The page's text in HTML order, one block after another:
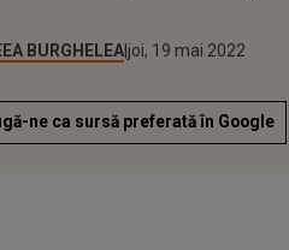
BURGHELEAPublicat:
joi, 19 mai 2022
Actualizat:
joi, 19 mai 2022
ne ca sursă preferată în Google